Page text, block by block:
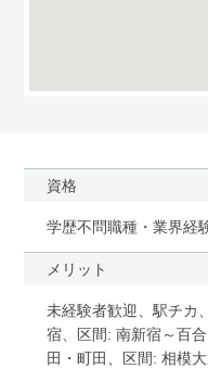
資格
学歴不問職種・業界経
メリット
未経験者歓迎、駅チカ
宿、区間: 南新宿～百
田・町田、区間: 相模